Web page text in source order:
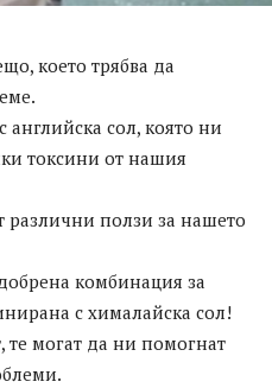
което трябва да
английска сол, която ни
токсини от нашия
различни ползи за нашето
комбинация за
с хималайска сол!
те могат да ни помогнат